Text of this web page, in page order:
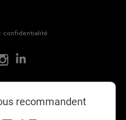
confidentialité
recommandent